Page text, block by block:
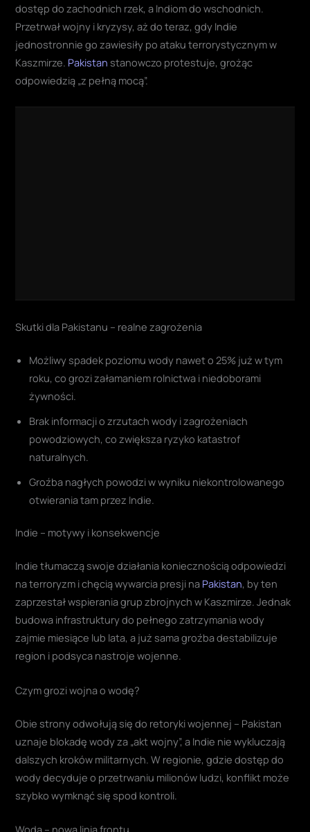
dostęp do zachodnich rzek, a Indiom do wschodnich.
Przetrwał wojny i kryzysy, aż do teraz, gdy Indie
jednostronnie go zawiesiły po ataku terrorystycznym w
Kaszmirze. Pakistan stanowczo protestuje, grożąc
odpowiedzią „z pełną mocą”.
Skutki dla Pakistanu – realne zagrożenia
Możliwy spadek poziomu wody nawet o 25% już w tym
roku, co grozi załamaniem rolnictwa i niedoborami
żywności.
Brak informacji o zrzutach wody i zagrożeniach
powodziowych, co zwiększa ryzyko katastrof
naturalnych.
Groźba nagłych powodzi w wyniku niekontrolowanego
otwierania tam przez Indie.
Indie – motywy i konsekwencje
Indie tłumaczą swoje działania koniecznością odpowiedzi
na terroryzm i chęcią wywarcia presji na Pakistan, by ten
zaprzestał wspierania grup zbrojnych w Kaszmirze. Jednak
budowa infrastruktury do pełnego zatrzymania wody
zajmie miesiące lub lata, a już sama groźba destabilizuje
region i podsyca nastroje wojenne.
Czym grozi wojna o wodę?
Obie strony odwołują się do retoryki wojennej – Pakistan
uznaje blokadę wody za „akt wojny”, a Indie nie wykluczają
dalszych kroków militarnych. W regionie, gdzie dostęp do
wody decyduje o przetrwaniu milionów ludzi, konflikt może
szybko wymknąć się spod kontroli.
Woda – nowa linia frontu